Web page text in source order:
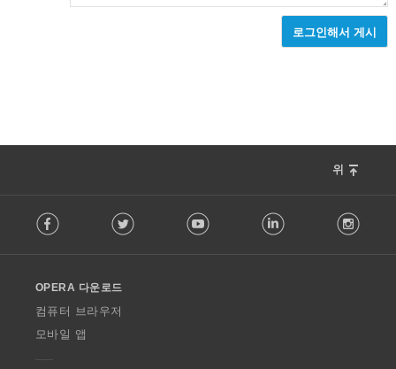
로그인해서 게시
위
o
w
O
p
Facebook Twitter Youtube LinkedIn
OPERA 다운로드
컴퓨터 브라우저
모바일 앱